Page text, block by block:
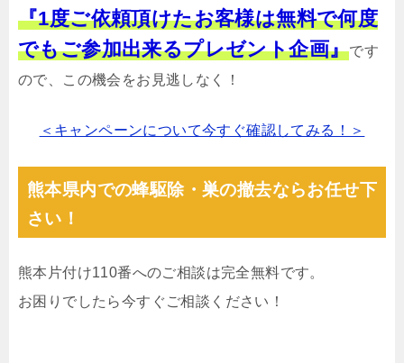
『1度ご依頼頂けたお客様は無料で何度
でもご参加出来るプレゼント企画』です
ので、この機会をお見逃しなく！
＜キャンペーンについて今すぐ確認してみる！＞
熊本県内での蜂駆除・巣の撤去ならお任せ下
さい！
熊本片付け110番へのご相談は完全無料です。
お困りでしたら今すぐご相談ください！